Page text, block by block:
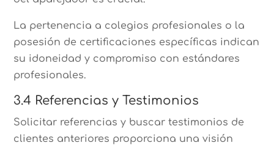
La pertenencia a colegios profesionales o la
posesión de certificaciones específicas indican
su idoneidad y compromiso con estándares
profesionales.
3.4 Referencias y Testimonios
Solicitar referencias y buscar testimonios de
clientes anteriores proporciona una visión